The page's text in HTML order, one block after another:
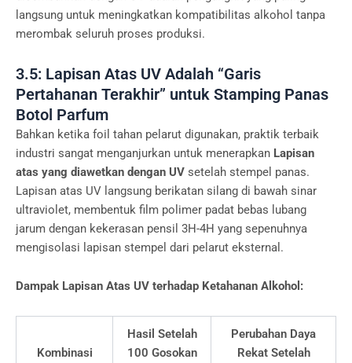
langsung untuk meningkatkan kompatibilitas alkohol tanpa
merombak seluruh proses produksi.
3.5: Lapisan Atas UV Adalah “Garis
Pertahanan Terakhir” untuk Stamping Panas
Botol Parfum
Bahkan ketika foil tahan pelarut digunakan, praktik terbaik
industri sangat menganjurkan untuk menerapkan Lapisan
atas yang diawetkan dengan UV setelah stempel panas.
Lapisan atas UV langsung berikatan silang di bawah sinar
ultraviolet, membentuk film polimer padat bebas lubang
jarum dengan kekerasan pensil 3H-4H yang sepenuhnya
mengisolasi lapisan stempel dari pelarut eksternal.
Dampak Lapisan Atas UV terhadap Ketahanan Alkohol:
Kombinasi
Hasil Setelah
100 Gosokan
Perubahan Daya
Rekat Setelah